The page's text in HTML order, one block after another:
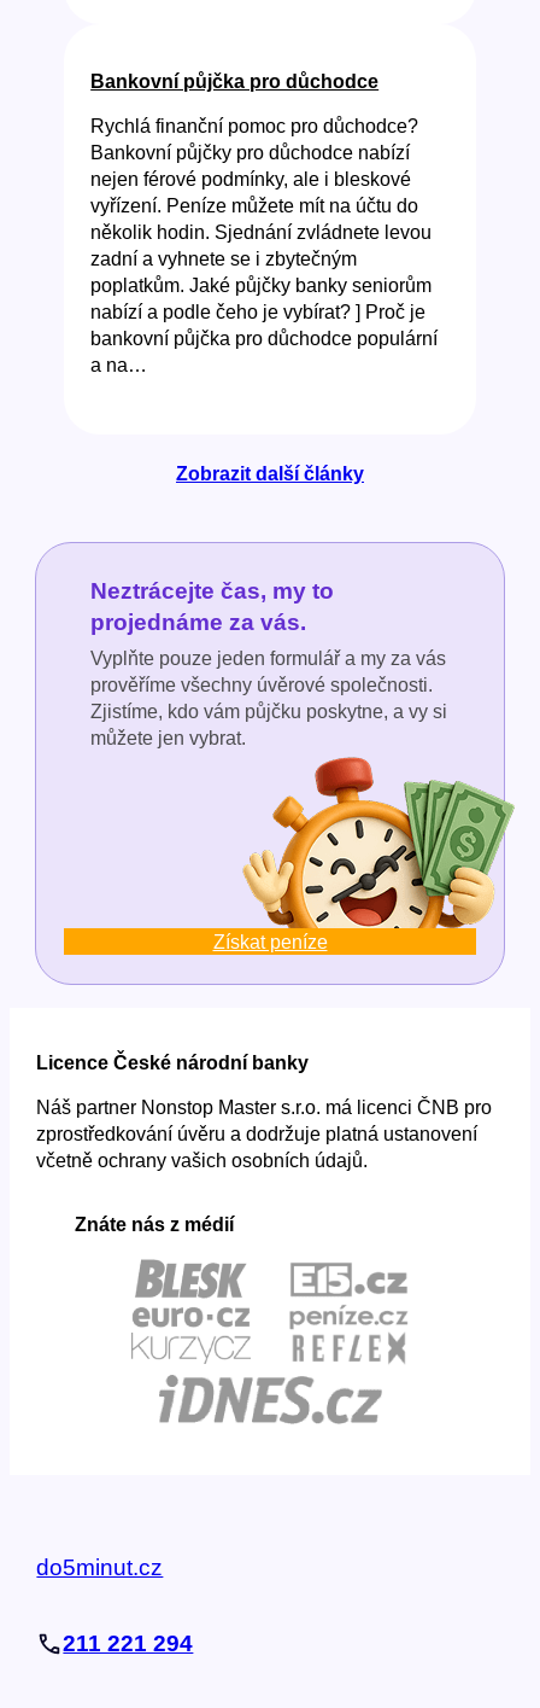
Bankovní půjčka pro důchodce
Rychlá finanční pomoc pro důchodce?
Bankovní půjčky pro důchodce nabízí
nejen férové podmínky, ale i bleskové
vyřízení. Peníze můžete mít na účtu do
několik hodin. Sjednání zvládnete levou
zadní a vyhnete se i zbytečným
poplatkům. Jaké půjčky banky seniorům
nabízí a podle čeho je vybírat? ] Proč je
bankovní půjčka pro důchodce populární
a na…
Zobrazit další články
Neztrácejte čas, my to
projednáme za vás.
Vyplňte pouze jeden formulář a my za vás
prověříme všechny úvěrové společnosti.
Zjistíme, kdo vám půjčku poskytne, a vy si
můžete jen vybrat.
Získat peníze
Licence České národní banky
Náš partner Nonstop Master s.r.o. má licenci ČNB pro
zprostředkování úvěru a dodržuje platná ustanovení
včetně ochrany vašich osobních údajů.
Znáte nás z médií
do5minut.cz
211 221 294